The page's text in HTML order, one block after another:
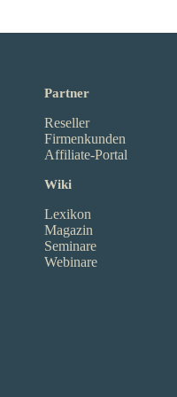
Partner
Reseller
Firmenkunden
Affiliate-Portal
Wiki
Lexikon
Magazin
Seminare
Webinare